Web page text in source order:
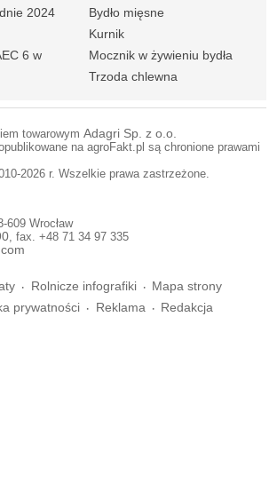
2024
6 w
Bydło mięsne
Kurnik
Mocznik w żywieniu bydła
Trzoda chlewna
towarowym Adagri Sp. z o.o.
na agroFakt.pl są chronione prawami
2026 r. Wszelkie prawa zastrzeżone.
609 Wrocław
, fax. +48 71 34 97 335
Rolnicze infografiki
Mapa strony
prywatności Reklama Redakcja